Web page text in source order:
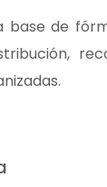
base de